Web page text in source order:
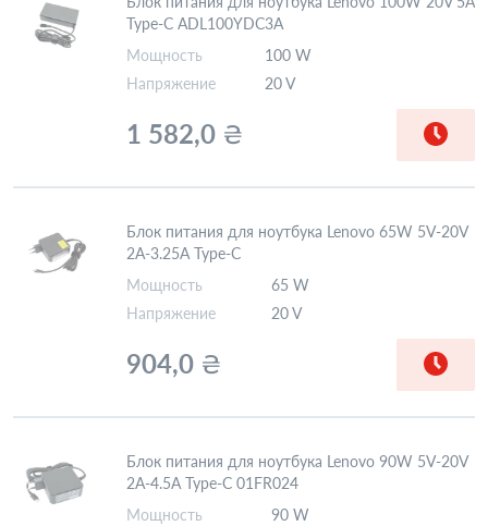
Type-C ADL100YDC3A
Мощность
100 W
Напряжение
20 V
1 582,0 ₴
Блок питания для ноутбука Lenovo 65W 5V-20V
2A-3.25A Type-C
Мощность
65 W
Напряжение
20 V
904,0 ₴
Блок питания для ноутбука Lenovo 90W 5V-20V
2A-4.5A Type-C 01FR024
Мощность
90 W